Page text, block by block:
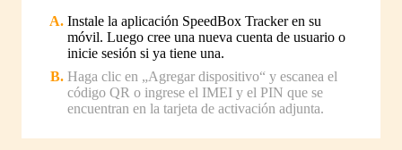
Instale la aplicación SpeedBox Tracker en su
móvil. Luego cree una nueva cuenta de usuario o
inicie sesión si ya tiene una.
Haga clic en „Agregar dispositivo“ y escanea el
código QR o ingrese el IMEI y el PIN que se
encuentran en la tarjeta de activación adjunta.